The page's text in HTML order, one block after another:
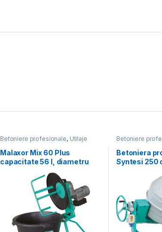
Betoniere profesionale, Utilaje
pentru construcții
Malaxor Mix 60 Plus
capacitate 56 l, diametru
cuva 580 mm, motor 230V,
Betoniere
pentru construcții
Betoniera
Syntesi 250